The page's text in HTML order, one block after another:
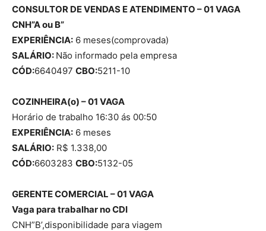
CONSULTOR DE VENDAS E ATENDIMENTO – 01 VAGA
CNH”A ou B”
EXPERIÊNCIA: 6 meses(comprovada)
SALÁRIO: Não informado pela empresa
CÓD:6640497 CBO:5211-10
COZINHEIRA(o) – 01 VAGA
Horário de trabalho 16:30 ás 00:50
EXPERIÊNCIA: 6 meses
SALÁRIO: R$ 1.338,00
CÓD:6603283 CBO:5132-05
GERENTE COMERCIAL – 01 VAGA
Vaga para trabalhar no CDI
CNH”B’,disponibilidade para viagem